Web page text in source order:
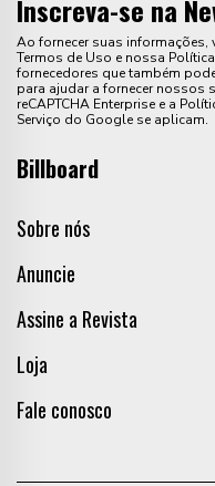
Inscreva-se na
Ao fornecer suas
Termos de Uso e nossa
fornecedores que também
para ajudar a fornecer nossos
reCAPTCHA Enterprise e a
Serviço do Google se aplicam.
Billboard
Sobre nós
Anuncie
Assine a Revista
Loja
Fale conosco